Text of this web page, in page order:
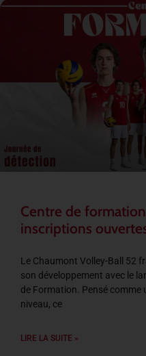
Centre de
inscriptions
Le Chaumont Volley-Ball 52
son développement avec le
de Formation. Pensé comme
niveau, ce
LIRE LA SUITE »